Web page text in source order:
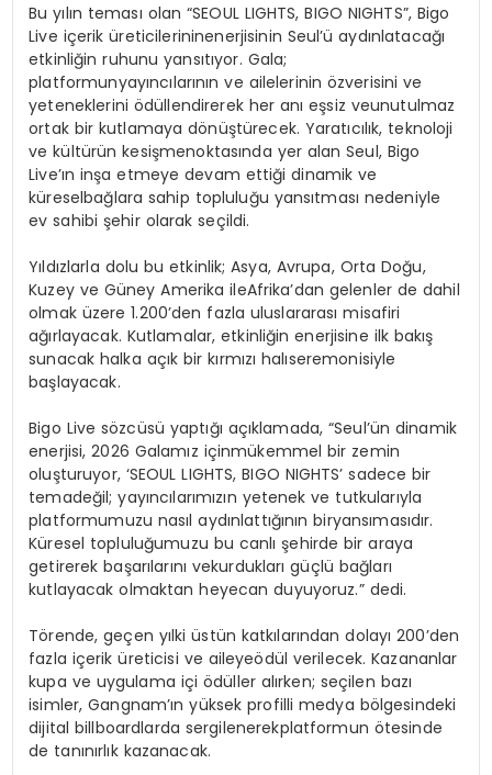
Bu yılın teması olan “SEOUL LIGHTS, BIGO NIGHTS”, Bigo
Live içerik üreticilerininenerjisinin Seul’ü aydınlatacağı
etkinliğin ruhunu yansıtıyor. Gala;
platformunyayıncılarının ve ailelerinin özverisini ve
yeteneklerini ödüllendirerek her anı eşsiz veunutulmaz
ortak bir kutlamaya dönüştürecek. Yaratıcılık, teknoloji
ve kültürün kesişmenoktasında yer alan Seul, Bigo
Live’ın inşa etmeye devam ettiği dinamik ve
küreselbağlara sahip topluluğu yansıtması nedeniyle
ev sahibi şehir olarak seçildi.
Yıldızlarla dolu bu etkinlik; Asya, Avrupa, Orta Doğu,
Kuzey ve Güney Amerika ileAfrika’dan gelenler de dahil
olmak üzere 1.200’den fazla uluslararası misafiri
ağırlayacak. Kutlamalar, etkinliğin enerjisine ilk bakış
sunacak halka açık bir kırmızı halıseremonisiyle
başlayacak.
Bigo Live sözcüsü yaptığı açıklamada, “Seul’ün dinamik
enerjisi, 2026 Galamız içinmükemmel bir zemin
oluşturuyor, ‘SEOUL LIGHTS, BIGO NIGHTS’ sadece bir
temadeğil; yayıncılarımızın yetenek ve tutkularıyla
platformumuzu nasıl aydınlattığının biryansımasıdır.
Küresel topluluğumuzu bu canlı şehirde bir araya
getirerek başarılarını vekurdukları güçlü bağları
kutlayacak olmaktan heyecan duyuyoruz.” dedi.
Törende, geçen yılki üstün katkılarından dolayı 200’den
fazla içerik üreticisi ve aileyeödül verilecek. Kazananlar
kupa ve uygulama içi ödüller alırken; seçilen bazı
isimler, Gangnam’ın yüksek profilli medya bölgesindeki
dijital billboardlarda sergilenerekplatformun ötesinde
de tanınırlık kazanacak.